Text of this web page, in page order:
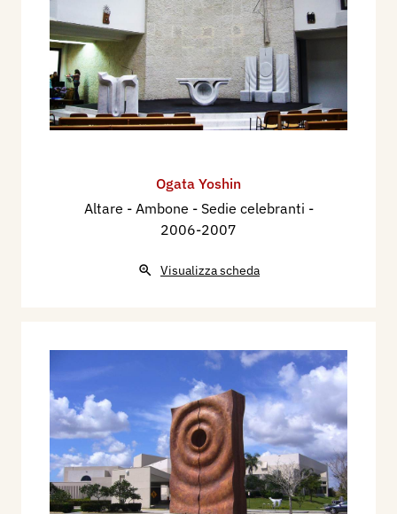
Ogata Yoshin
Altare - Ambone - Sedie celebranti -
2006-2007
Visualizza scheda